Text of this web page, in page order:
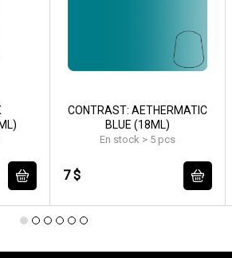
CONTRAST: AETHERMATIC
BLUE (18ML)
En stock > 5 pcs
7 $